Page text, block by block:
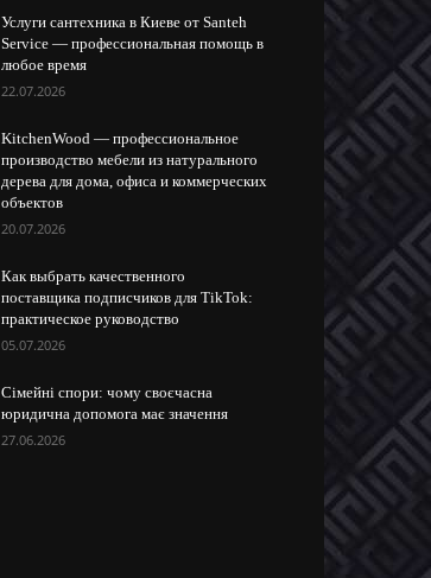
Услуги сантехника в Киеве от Santeh
Service — профессиональная помощь в
любое время
22.07.2026
KitchenWood — профессиональное
производство мебели из натурального
дерева для дома, офиса и коммерческих
объектов
20.07.2026
Как выбрать качественного
поставщика подписчиков для TikTok:
практическое руководство
05.07.2026
Сімейні спори: чому своєчасна
юридична допомога має значення
27.06.2026